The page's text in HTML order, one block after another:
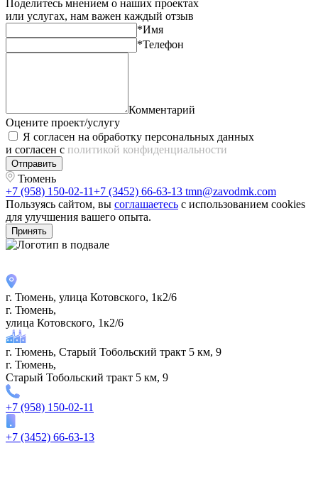
Поделитесь мнением о наших проектах
или услугах, нам важен каждый отзыв
*Имя
*Телефон
Комментарий
Оцените проект/услугу
Я согласен на обработку персональных данных
и согласен с политикой конфиденциальности
Отправить
Тюмень
+7 (958) 150-02-11+7 (3452) 66-63-13 tmn@zavodmk.com
Пользуясь сайтом, вы соглашаетесь с использованием cookies
для улучшения вашего опыта.
Принять
г. Тюмень, улица Котовского, 1к2/6
г. Тюмень,
улица Котовского, 1к2/6
г. Тюмень, Старый Тобольский тракт 5 км, 9
г. Тюмень,
Старый Тобольский тракт 5 км, 9
+7 (958) 150-02-11
+7 (3452) 66-63-13